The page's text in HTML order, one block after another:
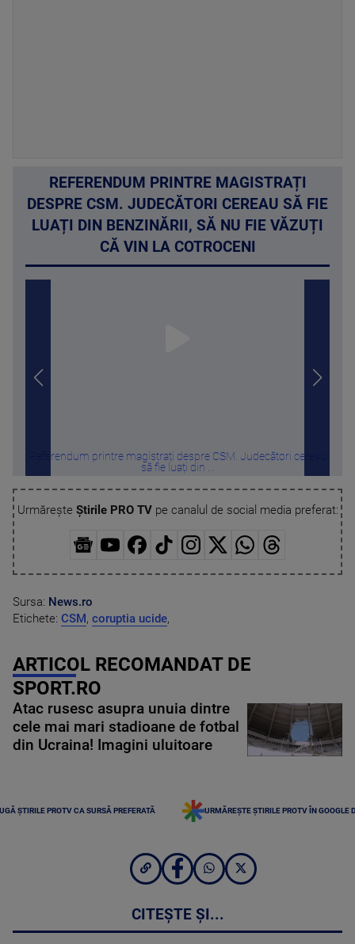
REFERENDUM PRINTRE MAGISTRAȚI
DESPRE CSM. JUDECĂTORI CEREAU SĂ FIE
LUAȚI DIN BENZINĂRII, SĂ NU FIE VĂZUȚI
CĂ VIN LA COTROCENI
Referendum printre magistrați despre CSM. Judecători cereau
să fie luați din ...
Urmărește Știrile PRO TVpe canalul de social media preferat:
Sursa: News.ro
Etichete: CSM, coruptia ucide,
ARTICOL RECOMANDAT DE
SPORT.RO
Atac rusesc asupra unuia dintre
cele mai mari stadioane de fotbal
din Ucraina! Imagini uluitoare
ȘTIRILE PROTV CA SURSĂ PREFERATĂ URMĂREȘTE ȘTIRILE PROTV ÎN GOOGLE
CITEȘTE ȘI...